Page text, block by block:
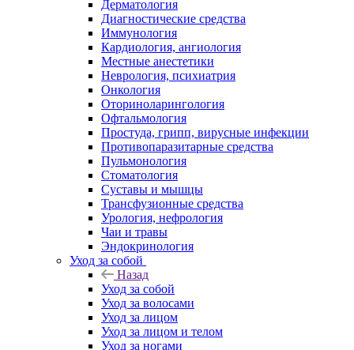
Дерматология
Диагностические средства
Иммунология
Кардиология, ангиология
Местные анестетики
Неврология, психиатрия
Онкология
Оториноларингология
Офтальмология
Простуда, грипп, вирусные инфекции
Противопаразитарные средства
Пульмонология
Стоматология
Суставы и мышцы
Трансфузионные средства
Урология, нефрология
Чаи и травы
Эндокринология
Уход за собой
Назад
Уход за собой
Уход за волосами
Уход за лицом
Уход за лицом и телом
Уход за ногами